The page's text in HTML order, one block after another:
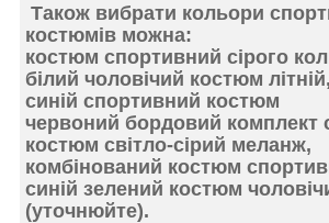
Також вибрати кольори
костюмів можна:
костюм спортивний сірого
білий чоловічий костюм літній,
синій спортивний костюм
червоний бордовий комплект
костюм світло-сірий меланж,
комбінований костюм
синій зелений костюм
(уточнюйте).